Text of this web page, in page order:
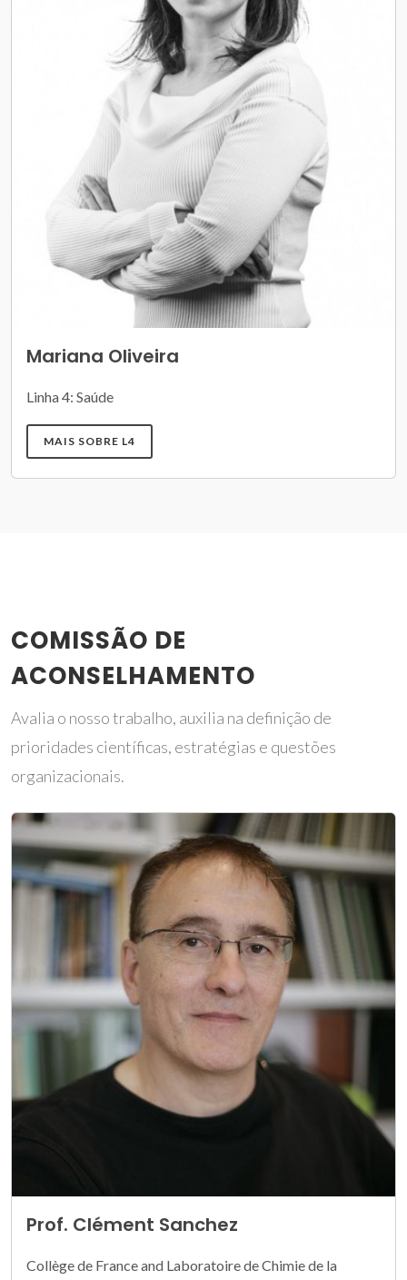
Mariana Oliveira
Linha 4: Saúde
MAIS SOBRE L4
COMISSÃO DE
ACONSELHAMENTO
Avalia o nosso trabalho, auxilia na definição de
prioridades científicas, estratégias e questões
organizacionais.
Prof. Clément Sanchez
Collège de France and Laboratoire de Chimie de la